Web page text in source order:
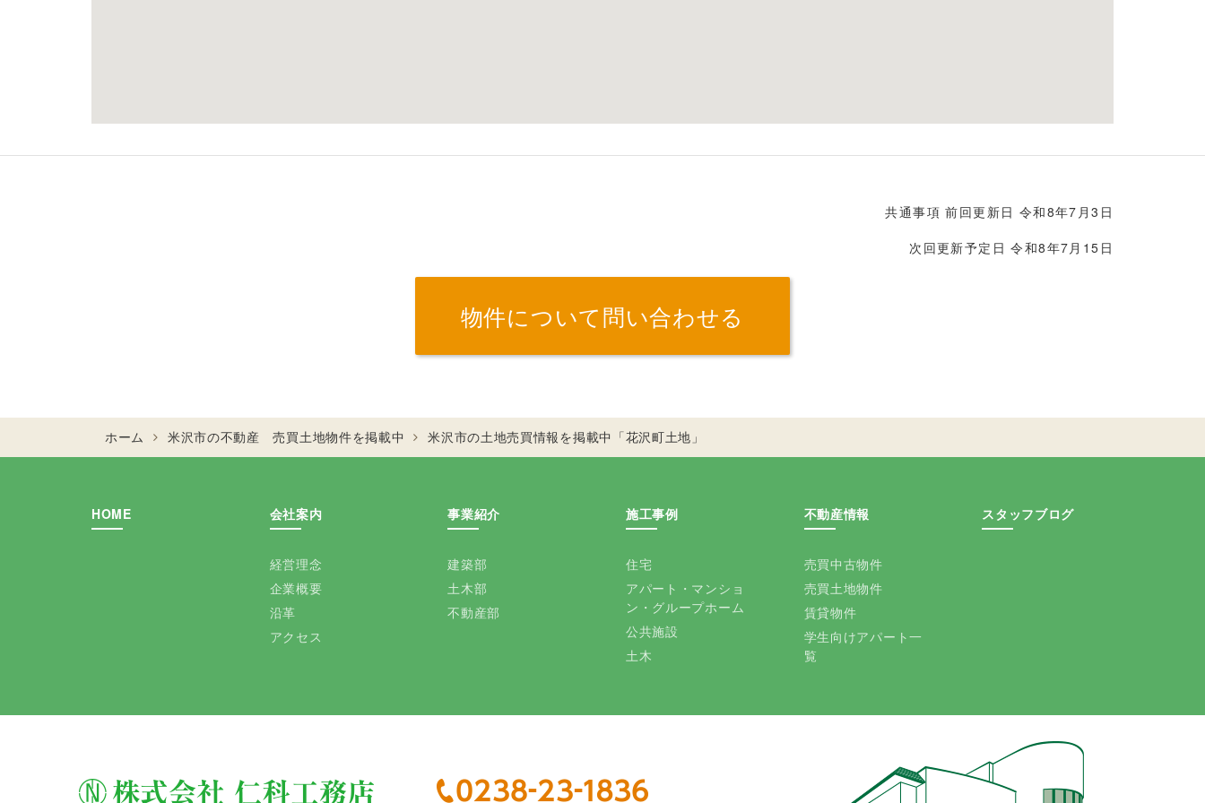
共通事項 前回更新日 令和8年7月3日
次回更新予定日 令和8年7月15日
物件について問い合わせる
ホーム 米沢市の不動産 売買土地物件を掲載中 米沢市の土地売買情報を掲載中「花沢町土地」
HOME 会社案内
経営理念
企業概要
沿革
アクセス
事業紹介
建築部
土木部
不動産部
施工事例
住宅
アパート・マンショ
ン・グループホーム
公共施設
土木
不動産情報
売買中古物件
売買土地物件
賃貸物件
学生向けアパート一
覧
スタッフブログ